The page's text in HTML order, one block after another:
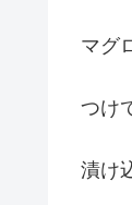
マグ
つけ
漬け